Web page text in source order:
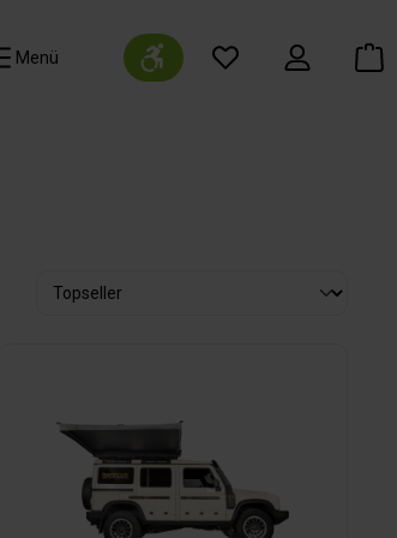
Navigation Werkzeugleiste anzeigen